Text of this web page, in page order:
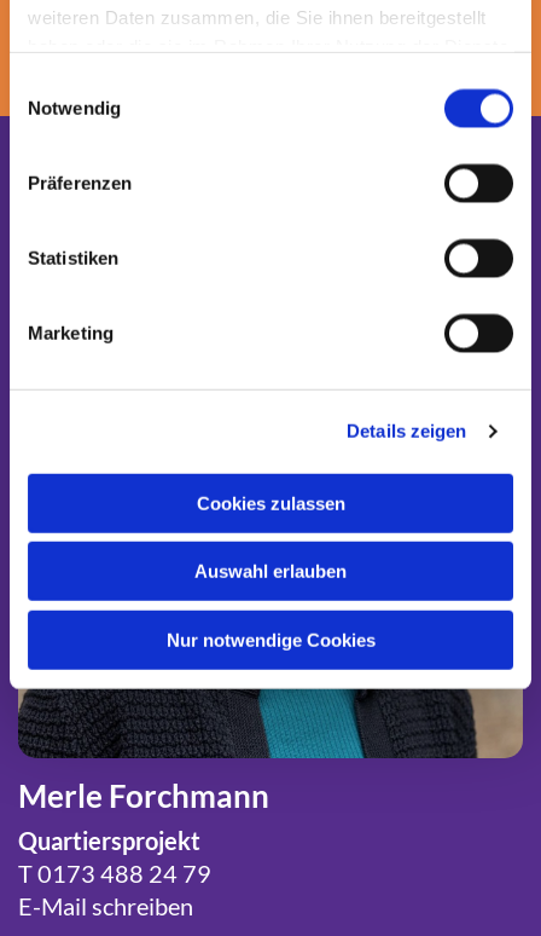
weiteren Daten zusammen, die Sie ihnen bereitgestellt
Notwendig
Präferenzen
Statistiken
Marketing
Details zeigen
Cookies zulassen
Auswahl erlauben
Nur notwendige Cookies
Unser Team
Merle Forchmann
Quartiersprojekt
T0173 488 24 79
E-Mail schreiben